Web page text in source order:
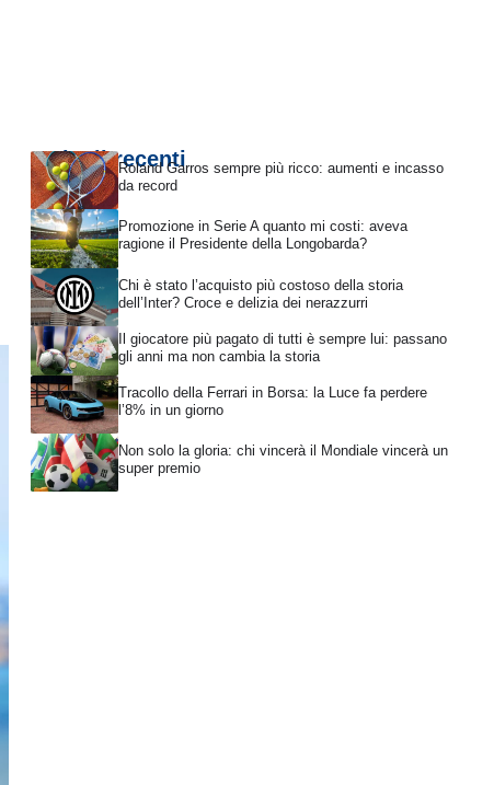
Articoli recentiRoland Garros sempre più ricco: aumenti e incasso
da record
Promozione in Serie A quanto mi costi: aveva
ragione il Presidente della Longobarda?
Chi è stato l’acquisto più costoso della storia
dell’Inter? Croce e delizia dei nerazzurri
Il giocatore più pagato di tutti è sempre lui: passano
gli anni ma non cambia la storia
Tracollo della Ferrari in Borsa: la Luce fa perdere
l’8% in un giorno
Non solo la gloria: chi vincerà il Mondiale vincerà un
super premio